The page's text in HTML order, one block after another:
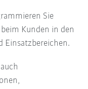
Sie
Kunden in den
Einsatzbereichen.